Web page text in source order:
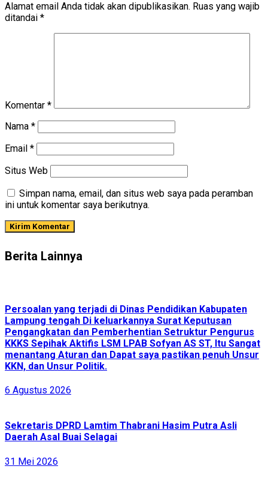
Alamat email Anda tidak akan dipublikasikan. Ruas yang wajib
ditandai *
Komentar *
Nama *
Email *
Situs Web
Simpan nama, email, dan situs web saya pada peramban
ini untuk komentar saya berikutnya.
Berita Lainnya
Persoalan yang terjadi di Dinas Pendidikan Kabupaten
Lampung tengah Di keluarkannya Surat Keputusan
Pengangkatan dan Pemberhentian Setruktur Pengurus
KKKS Sepihak Aktifis LSM LPAB Sofyan AS ST, Itu Sangat
menantang Aturan dan Dapat saya pastikan penuh Unsur
KKN, dan Unsur Politik.
6 Agustus 2026
Sekretaris DPRD Lamtim Thabrani Hasim Putra Asli
Daerah Asal Buai Selagai
31 Mei 2026